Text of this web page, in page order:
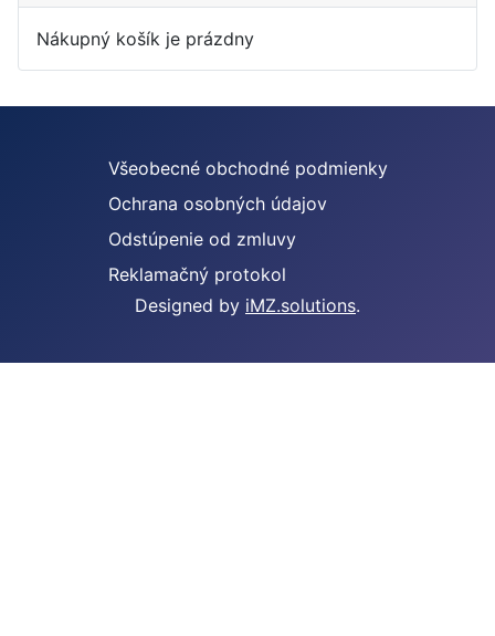
Nákupný košík je prázdny
Všeobecné obchodné podmienky
Ochrana osobných údajov
Odstúpenie od zmluvy
Reklamačný protokol
Designed by iMZ.solutions.